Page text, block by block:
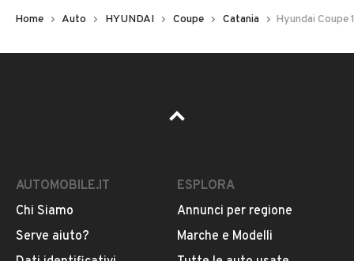
Pubblicità
Home Auto HYUNDAI Coupe Catania Hyundai Coupe
AUTOMOBILE.IT
Chi Siamo
Serve aiuto?
ESPLORA
Annunci per regione
Marche e Modelli